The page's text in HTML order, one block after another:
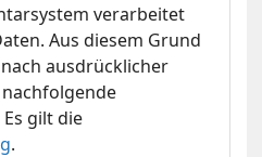
verarbeitet
Aus diesem Grund
ausdrücklicher
gilt die
.